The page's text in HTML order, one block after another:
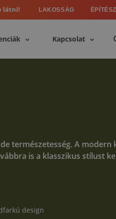
látni! LAKOSSÁG ÉPÍTÉSZ
Kapcsolat
természetesség. A modern
is a klasszikus stílust
design